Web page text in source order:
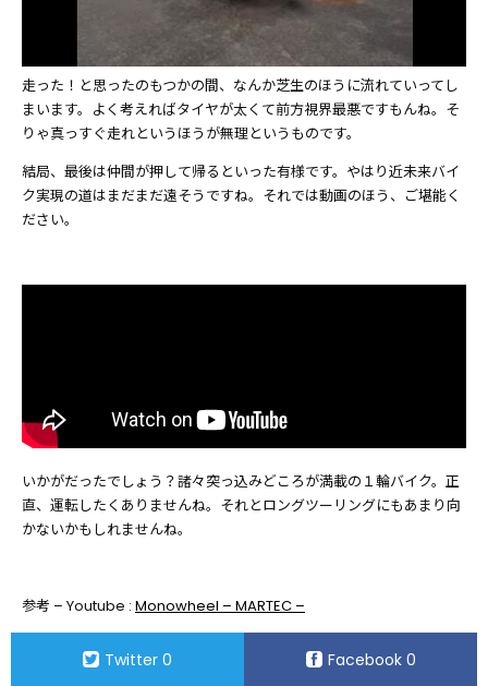
走った！と思ったのもつかの間、なんか芝生のほうに流れていってし
まいます。よく考えればタイヤが太くて前方視界最悪ですもんね。そ
りゃ真っすぐ走れというほうが無理というものです。
結局、最後は仲間が押して帰るといった有様です。やはり近未来バイ
ク実現の道はまだまだ遠そうですね。それでは動画のほう、ご堪能く
ださい。
いかがだったでしょう？諸々突っ込みどころが満載の１輪バイク。正
直、運転したくありませんね。それとロングツーリングにもあまり向
かないかもしれませんね。
参考 – Youtube : Monowheel – MARTEC –
Twitter 0 Facebook 0